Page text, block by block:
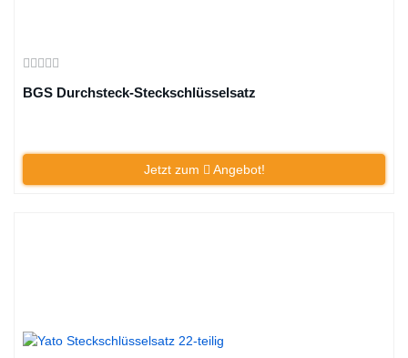
BGS Durchsteck-Steckschlüsselsatz
Jetzt zum Angebot!